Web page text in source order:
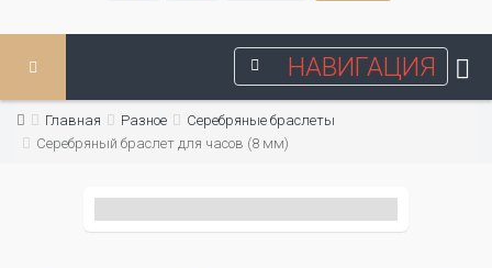
НАВИГАЦИЯ
Главная Разное
Серебряные браслеты
Серебряный браслет для часов (8 мм)